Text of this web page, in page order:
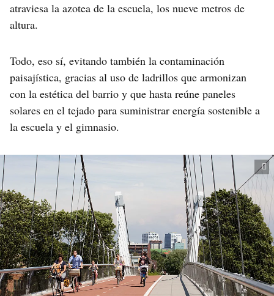
atraviesa la azotea de la escuela, los nueve metros de
altura.
Todo, eso sí, evitando también la contaminación
paisajística, gracias al uso de ladrillos que armonizan
con la estética del barrio y que hasta reúne paneles
solares en el tejado para suministrar energía sostenible a
la escuela y el gimnasio.